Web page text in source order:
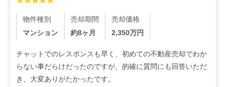
物件種別
マンション
売却期間
約8ヶ月
売却価格
2,350万円
チャットでのレスポンスも早く、初めての不動産売却でわか
らない事だらけだったのですが、的確に質問にも回答いただ
き、大変ありがたかったです。